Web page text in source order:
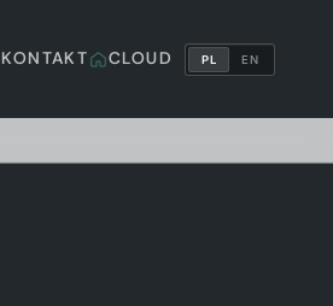
KONTAKT CLOUD PL EN